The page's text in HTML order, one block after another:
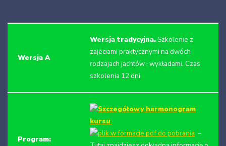
Wersja A
Wersja tradycyjna.Szkolenie z
zajeciami praktycznymi na dwóch
rodzajach jachtów i wykładami. Czas
szkolenia 12 dni.
Program:
Szczegółowy harmonogram
kursu
–